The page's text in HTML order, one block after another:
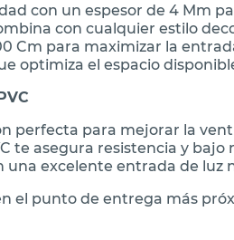
con un espesor de 4 Mm
con cualquier estilo
Cm para maximizar la
optimiza el espacio
perfecta para mejorar la
te asegura resistencia y
excelente entrada de luz
el punto de entrega más